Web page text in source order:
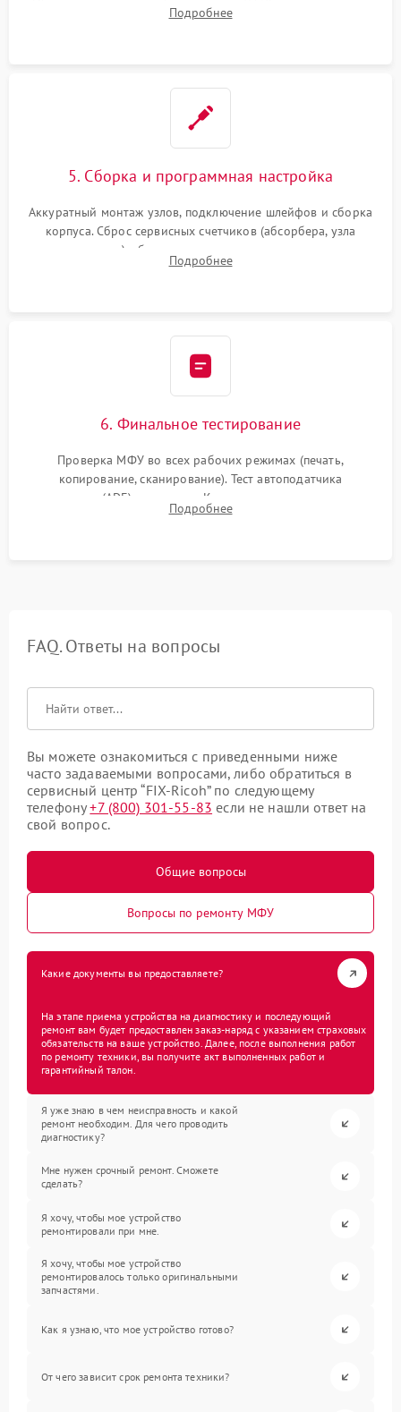
печати от просыпанного тонера и бумажной пыли.
Подробнее
5. Сборка и программная настройка
Аккуратный монтаж узлов, подключение шлейфов и сборка
корпуса. Сброс сервисных счетчиков (абсорбера, узла
закрепления), обновление прошивки и программная
калибровка цветопередачи и позиционирования сканера.
Подробнее
6. Финальное тестирование
Проверка МФУ во всех рабочих режимах (печать,
копирование, сканирование). Тест автоподатчика
документов (ADF) и дуплекса. Контроль качества отпечатка
на отсутствие серого фона, полос и надежность запекания
Подробнее
FAQ. Ответы на вопросы
Вы можете ознакомиться с приведенными ниже
часто задаваемыми вопросами, либо обратиться в
сервисный центр “FIX-Ricoh” по следующему
телефону+7 (800) 301-55-83 если не нашли ответ на
свой вопрос.
Общие вопросы
Вопросы по ремонту МФУ
Какие документы вы предоставляете?
На этапе приема устройства на диагностику и последующий
ремонт вам будет предоставлен заказ-наряд с указанием страховых
обязательств на ваше устройство. Далее, после выполнения работ
по ремонту техники, вы получите акт выполненных работ и
гарантийный талон.
Я уже знаю в чем неисправность и какой
ремонт необходим. Для чего проводить
диагностику?
Мне нужен срочный ремонт. Сможете
сделать?
Я хочу, чтобы мое устройство
ремонтировали при мне.
Я хочу, чтобы мое устройство
ремонтировалось только оригинальными
запчастями.
Как я узнаю, что мое устройство готово?
От чего зависит срок ремонта техники?